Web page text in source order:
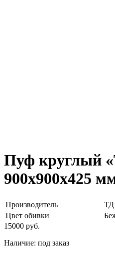
Пуф круглый
900х900х425
Производитель
ТД
Цвет обивки
15000 руб.
Наличие: под заказ